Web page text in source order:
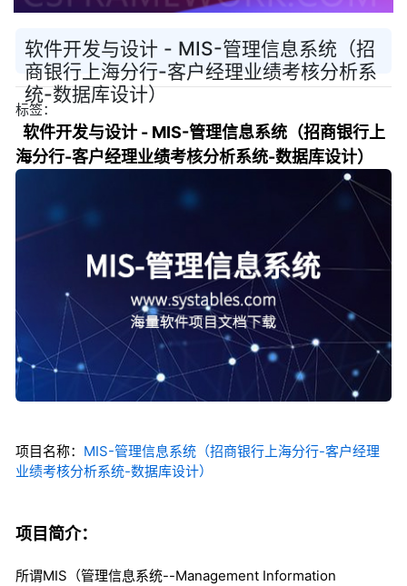
软件开发与设计 - MIS-管理信息系统（招
商银行上海分行-客户经理业绩考核分析系
统-数据库设计）
标签：
软件开发与设计 - MIS-管理信息系统（招商银行上
海分行-客户经理业绩考核分析系统-数据库设计）
项目名称： MIS-管理信息系统（招商银行上海分行-客户经理
业绩考核分析系统-数据库设计）
项目简介：
所谓MIS（管理信息系统--Management Information